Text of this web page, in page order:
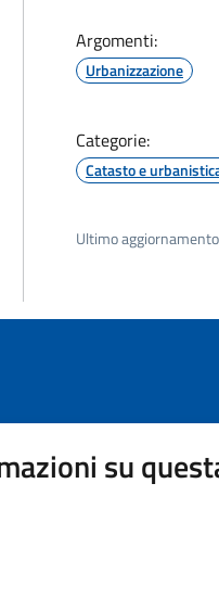
Argomenti:
Urbanizzazione
Categorie:
Catasto e
Ultimo
su